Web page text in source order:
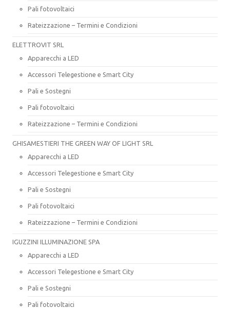
Pali fotovoltaici
Rateizzazione – Termini e Condizioni
ELETTROVIT SRL
Apparecchi a LED
Accessori Telegestione e Smart City
Pali e Sostegni
Pali fotovoltaici
Rateizzazione – Termini e Condizioni
GHISAMESTIERI THE GREEN WAY OF LIGHT SRL
Apparecchi a LED
Accessori Telegestione e Smart City
Pali e Sostegni
Pali fotovoltaici
Rateizzazione – Termini e Condizioni
IGUZZINI ILLUMINAZIONE SPA
Apparecchi a LED
Accessori Telegestione e Smart City
Pali e Sostegni
Pali fotovoltaici